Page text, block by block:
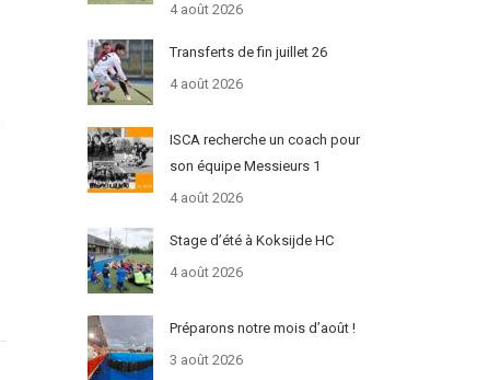
4 août 2026
Transferts de fin juillet 26
4 août 2026
ISCA recherche un coach pour
son équipe Messieurs 1
4 août 2026
Stage d’été à Koksijde HC
4 août 2026
Préparons notre mois d’août !
3 août 2026